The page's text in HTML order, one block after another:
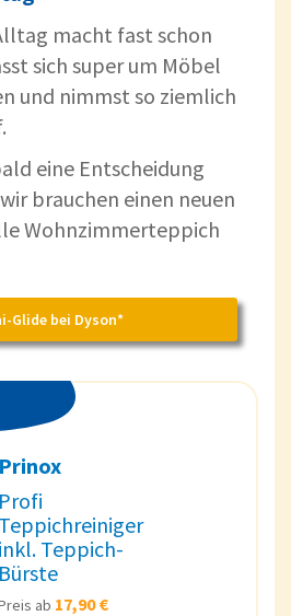
macht fast schon
sich super um Möbel
und nimmst so ziemlich
eine Entscheidung
brauchen einen neuen
Wohnzimmerteppich
Glide bei Dyson*
Prinox
Profi
Teppichreiniger
inkl. Teppich-
Bürste
ab 17,90 €